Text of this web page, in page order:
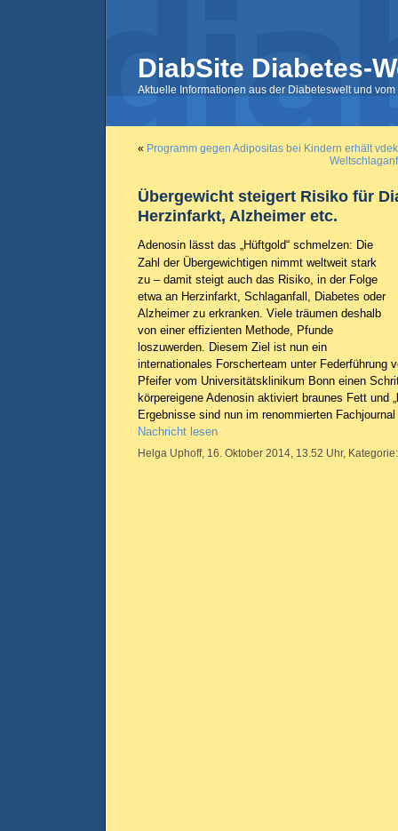
DiabSite Diabetes-
Aktuelle Informationen aus der Diabeteswelt und
« Programm gegen Adipositas bei Kindern erhält
Übergewicht steigert Risiko für
Herzinfarkt, Alzheimer etc.
Adenosin lässt das „Hüftgold“ schmelzen: Die
Zahl der Übergewichtigen nimmt weltweit stark
zu – damit steigt auch das Risiko, in der Folge
etwa an Herzinfarkt, Schlaganfall, Diabetes oder
Alzheimer zu erkranken. Viele träumen deshalb
von einer effizienten Methode, Pfunde
loszuwerden. Diesem Ziel ist nun ein
internationales Forscherteam unter Federführung
Pfeifer vom Universitätsklinikum Bonn einen
körpereigene Adenosin aktiviert braunes Fett und
Ergebnisse sind nun im renommierten Fachjournal
Nachricht lesen
Helga Uphoff, 16. Oktober 2014, 13.52 Uhr,